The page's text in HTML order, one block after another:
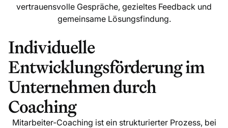
vertrauensvolle Gespräche, gezieltes Feedback und
gemeinsame Lösungsfindung.
Individuelle
Entwicklungsförderung im
Unternehmen durch
Coaching
Mitarbeiter-Coaching ist ein strukturierter Prozess, bei